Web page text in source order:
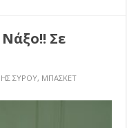
Σε
ΣΥΡΟΥ, ΜΠΑΣΚΕΤ